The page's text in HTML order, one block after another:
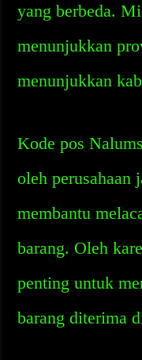
yang berbeda.
menunjukkan
menunjukkan
Kode pos
oleh perusahaan
membantu
barang. Oleh
penting untuk
barang diterima